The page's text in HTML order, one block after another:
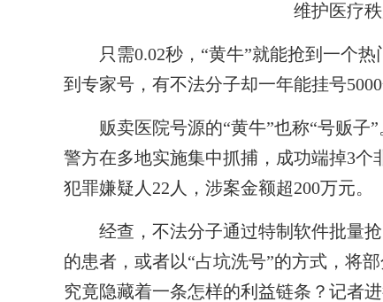
维护医疗
只需0.02秒，“黄牛”就能抢到一个热
到专家号，有不法分子却一年能挂号5000
贩卖医院号源的“黄牛”也称“号贩子”
警方在多地实施集中抓捕，成功端掉3个
犯罪嫌疑人22人，涉案金额超200万元。
经查，不法分子通过特制软件批量抢
的患者，或者以“占坑洗号”的方式，将
究竟隐藏着一条怎样的利益链条？记者进